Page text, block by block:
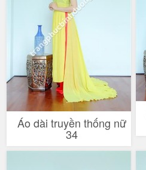
Áo dài truyền thống nữ
34